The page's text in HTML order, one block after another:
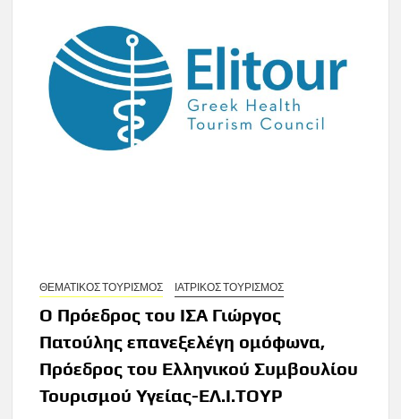
ΘΕΜΑΤΙΚΟΣ ΤΟΥΡΙΣΜΟΣ ΙΑΤΡΙΚΟΣ ΤΟΥΡΙΣΜΟΣ
O Πρόεδρος του ΙΣΑ Γιώργος
Πατούλης επανεξελέγη ομόφωνα,
Πρόεδρος του Ελληνικού Συμβουλίου
Τουρισμού Υγείας-ΕΛ.Ι.ΤΟΥΡ